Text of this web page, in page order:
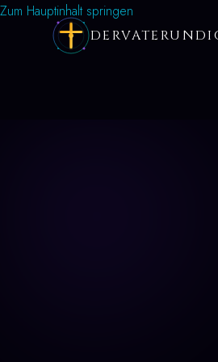
Zum Hauptinhalt springen